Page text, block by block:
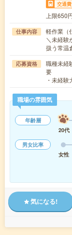
交通費
上限650
仕事内容
軽作業（
＼未経験
扱う常温
応募資格
職種未経
要
・未経
職場の雰囲気
年齢層
20代
男女比率
女性
気になる!